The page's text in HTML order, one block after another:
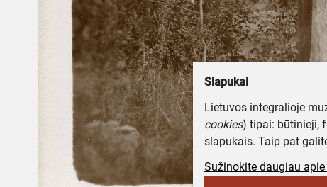
Slapukai
Lietuvos integralioje
cookies) tipai: būtinieji,
slapukais. Taip pat
Sužinokite daugiau